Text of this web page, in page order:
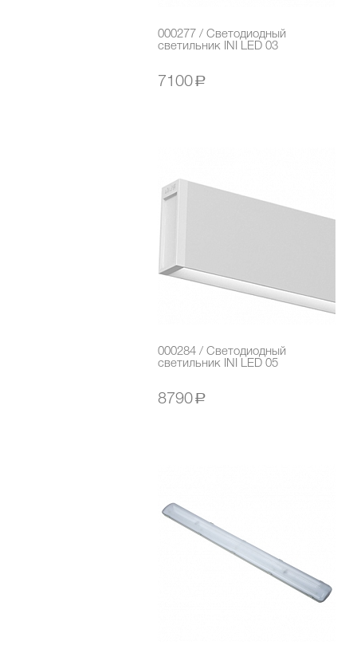
000277 / Светодиодный
светильник INI LED 03
7100 a
000284 / Светодиодный
светильник INI LED 05
8790 a